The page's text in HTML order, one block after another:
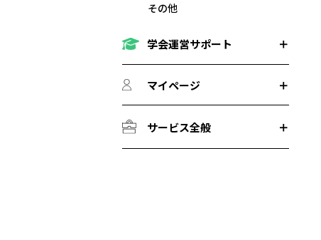
その他
学会運営サポート
マイページ
サービス全般